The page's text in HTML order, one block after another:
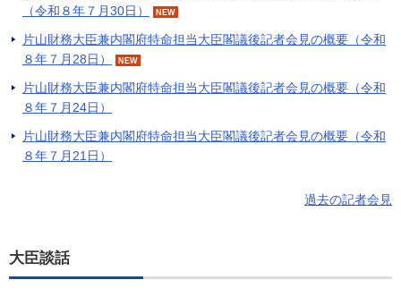
（令和８年７月30日）
NEW
片山財務大臣兼内閣府特命担当大臣閣議後記者会見の概要（令和
８年７月28日）
NEW
片山財務大臣兼内閣府特命担当大臣閣議後記者会見の概要（令和
８年７月24日）
片山財務大臣兼内閣府特命担当大臣閣議後記者会見の概要（令和
８年７月21日）
過去の記者会見
大臣談話